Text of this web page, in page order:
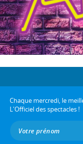
Chaque mercredi, le
L'Officiel des spectacles !